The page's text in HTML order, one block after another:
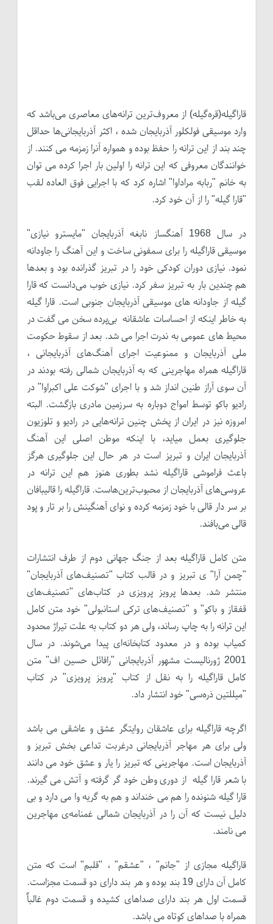
قاراگیله(قره‌گیله) از معروف‌ترین ترانه‌های معاصری می‌باشد که
وارد موسیقی فولکلور آذربایجان شده ، اکثر آذربایجانی‌ها حداقل
چند بند از این ترانه را حفظ بوده و همواره آنرا زمزمه می کنند. از
خوانندگان معروفی که این ترانه را اولین بار اجرا کرده می توان
به خانم "ربابه مراداوا" اشاره کرد که با اجرایی فوق العاده لقب
"قارا گیله" را از آن خود کرد.
در سال 1968 آهنگساز نابغه آذربایجان "مایسترو نیازی"
موسیقی قاراگیله را برای سمفونی ساخت و این آهنگ را جاودانه
نمود. نیازی دوران کودکی خود را در تبریز گذرانده بود و بعد‌ها
هم چندین بار به تبریز سفر کرد. نیازی خوب می‌دانست که قارا
گیله از جاودانه های موسیقی آذربایجان‌ جنوبی است. قارا گیله
به خاطر اینکه از احساسات عاشقانه بی‌پرده سخن می گفت در
محیط های عمومی به ندرت اجرا می شد. بعد از سقوط حکومت
ملی آذربایجان و ممنوعیت اجرای آهنگ‌های آذربایجانی ،
قاراگیله همراه مهاجرینی که به آذربایجان شمالی رفته بودند در
آن سوی آراز طنین انداز شد و با اجرای "شوکت علی اکبراوا" در
رادیو باکو توسط امواج دوباره به سرزمین مادری بازگشت. البته
امروزه نیز در ایران از پخش چنین ترانه‌هایی در رادیو و تلوزیون
جلوگیری بعمل میاید، با اینکه موطن اصلی این آهنگ
آذربایجان ایران و تبریز است در هر حال این جلوگیری هرگز
باعث فراموشی قاراگیله نشد بطوری هنوز هم این ترانه در
عروسی‌های آذربایجان از محبوب‌ترین‌هاست. قاراگیله را قالیبافان
بر سر دار قالی با خود زمزمه کرده و نوای آهنگینش را بر تار و پود
قالی می‌بافند.
متن کامل قاراگیله بعد از جنگ‌ جهانی دوم از طرف انتشارات
"چمن آرا" ی تبریز و در قالب کتاب "تصنیف‌های آذربایجان"
منتشر شد. بعد‌ها پرویز پرویزی در کتاب‌های "تصنیف‌های
قفقاز و باکو" و "تصنیف‌های ترکی استانبولی" خود متن کامل
این ترانه را به چاپ رساند، ولی هر دو کتاب به علت تیراژ محدود
کمیاب بوده و در معدود کتابخانه‌ای پیدا می‌شوند. در سال
2001 ژورنالیست مشهور آذربایجانی "رافائل حسین اف" متن
کامل قاراگیله را به نقل از کتاب "پرویز پرویزی" در کتاب
"میللتین ذره‌سی" خود انتشار داد.
اگرچه قاراگیله برای عاشقان روایتگر عشق و عاشقی می باشد
ولی برای هر مهاجر آذربایجانی درغربت تداعی بخش تبریز و
آذربایجان است. مهاجرینی که تبریز را یار و عشق خود می دانند
با شعر قارا گیله از دوری وطن خود گر گرفته و آتش می گیرند.
قارا گیله شنونده را هم می خنداند و هم به گریه وا می دارد و بی
دلیل نیست که آن را در آذربایجان شمالی غمنامه‌ی مهاجرین
می نامند.
قاراگیله مجازی از "جانم" ، "عشقم" ، "قلبم" است که متن
کامل آن دارای 19 بند بوده و هر بند دارای دو قسمت مجزاست.
قسمت اول هر بند دارای صداهای کشیده و قسمت دوم غالباً
همراه با صداهای کوتاه می باشد.